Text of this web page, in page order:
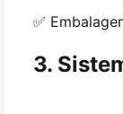
✅
3.